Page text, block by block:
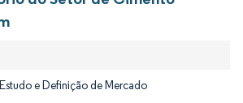
e Definição de Mercado